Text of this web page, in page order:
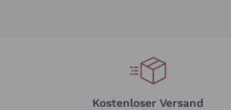
Kostenloser Versand